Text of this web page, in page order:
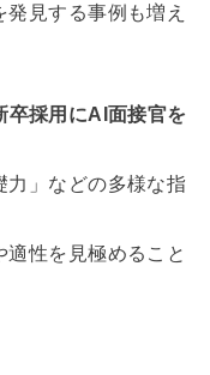
見する事例も増え
卒採用にAI面接官を
力」などの多様な指
性を見極めること